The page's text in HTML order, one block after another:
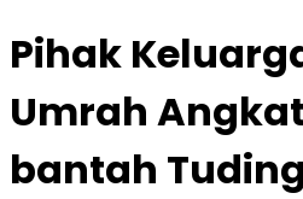
Pihak
Umrah
bantah